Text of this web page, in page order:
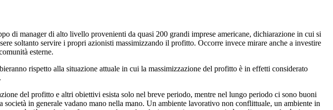
di manager di alto livello provenienti da quasi 200 grandi imprese americane, dichiarazione in cui si
soltanto servire i propri azionisti massimizzando il profitto. Occorre invece mirare anche a investire
esterne.
rispetto alla situazione attuale in cui la massimizzazione del profitto è in effetti considerato
del profitto e altri obiettivi esista solo nel breve periodo, mentre nel lungo periodo ci sono buoni
in generale vadano mano nella mano. Un ambiente lavorativo non conflittuale, un ambiente in